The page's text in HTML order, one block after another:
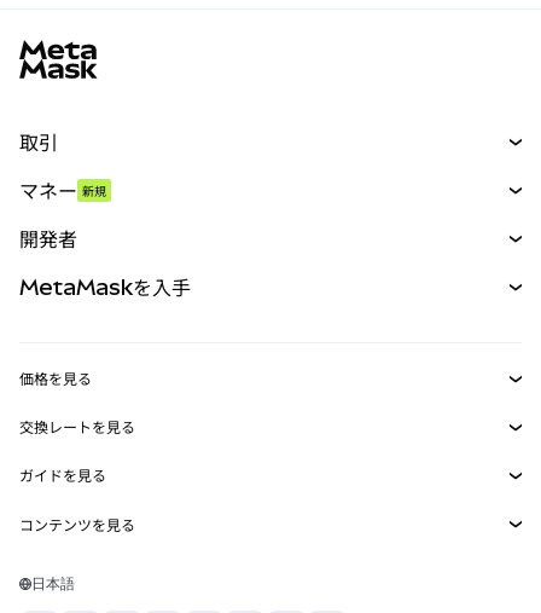
取引
パーペチュアル
RWA
マネー 新規
開発者
MetaMask Connect
Snaps
Web3サービス
MetaMaskを入手
セキュリティ
サポート
キャリア
価格を見る
イーサリアムの価格
Solanaの価格
Tetherの価格
交換レートを見る
ETH→USD
USDT→INR
BTC→INR
ガイドを見る
ETHの購入
コンテンツを見る
Solanaウォレット
日本語